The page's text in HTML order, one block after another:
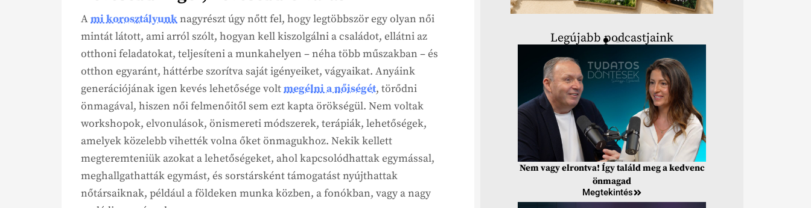
Ami korosztályunknagyrészt úgy nőtt fel, hogy legtöbbször egy olyan női
mintát látott, ami arról szólt, hogyan kell kiszolgálni a családot, ellátni az
otthoni feladatokat, teljesíteni a munkahelyen – néha több műszakban – és
otthon egyaránt, háttérbe szorítva saját igényeiket, vágyaikat. Anyáink
generációjának igen kevés lehetősége voltmegélni a nőiségét, törődni
önmagával, hiszen női felmenőitől sem ezt kapta örökségül. Nem voltak
workshopok, elvonulások, önismereti módszerek, terápiák, lehetőségek,
amelyek közelebb vihették volna őket önmagukhoz. Nekik kellett
megteremteniük azokat a lehetőségeket, ahol kapcsolódhattak egymással,
meghallgathatták egymást, és sorstársként támogatást nyújthattak
nőtársaiknak, például a földeken munka közben, a fonókban, vagy a nagy
Legújabb podcastjaink
Nem vagy elrontva! Így találd meg a kedvenc
önmagad
Megtekintés